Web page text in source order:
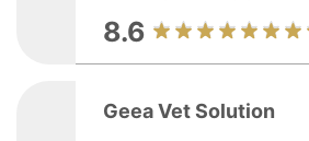
8.6
Geea Vet Solution